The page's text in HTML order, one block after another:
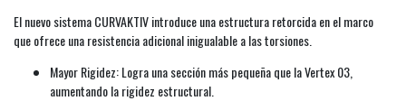
El nuevo sistema CURVAKTIV introduce una estructura retorcida en el marco
que ofrece una resistencia adicional inigualable a las torsiones.
Mayor Rigidez: Logra una sección más pequeña que la Vertex 03,
aumentando la rigidez estructural.